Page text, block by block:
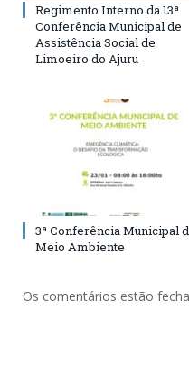
Regimento Interno da 13ª
Conferência Municipal de
Assistência Social de
Limoeiro do Ajuru
3ª Conferência Municipal
Meio Ambiente
Os comentários estão